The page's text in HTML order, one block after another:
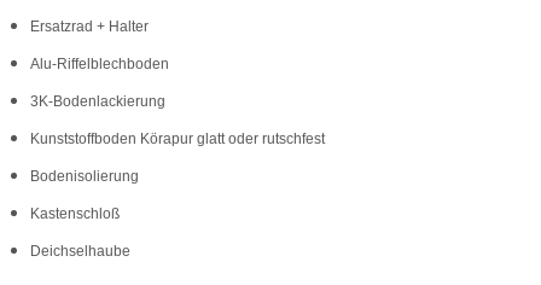
Ersatzrad + Halter
Alu-Riffelblechboden
3K-Bodenlackierung
Kunststoffboden Körapur glatt oder rutschfest
Bodenisolierung
Kastenschloß
Deichselhaube